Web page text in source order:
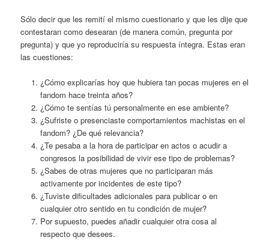
Sólo decir que les remití el mismo cuestionario y que les dije que
contestaran como desearan (de manera común, pregunta por
pregunta) y que yo reproduciría su respuesta íntegra. Estas eran
las cuestiones:
¿Cómo explicarías hoy que hubiera tan pocas mujeres en el
fandom hace treinta años?
¿Cómo te sentías tú personalmente en ese ambiente?
¿Sufriste o presenciaste comportamientos machistas en el
fandom? ¿De qué relevancia?
¿Te pesaba a la hora de participar en actos o acudir a
congresos la posibilidad de vivir ese tipo de problemas?
¿Sabes de otras mujeres que no participaran más
activamente por incidentes de este tipo?
¿Tuviste dificultades adicionales para publicar o en
cualquier otro sentido en tu condición de mujer?
Por supuesto, puedes añadir cualquier otra cosa al
respecto que desees.